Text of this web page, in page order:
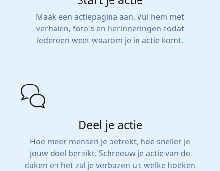
Maak een actiepagina aan. Vul hem met
verhalen, foto's en herinneringen zodat
iedereen weet waarom je in actie komt.
Deel je actie
Hoe meer mensen je betrekt, hoe sneller je
jouw doel bereikt. Schreeuw je actie van de
daken en het zal je verbazen uit welke hoeken